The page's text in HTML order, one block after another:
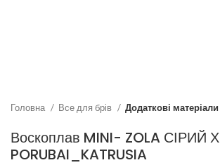
Головна Все для брів Додаткові матеріали
Воскоплав MINI- ZOLA СІРИЙ Х
PORUBAI_KATRUSIA